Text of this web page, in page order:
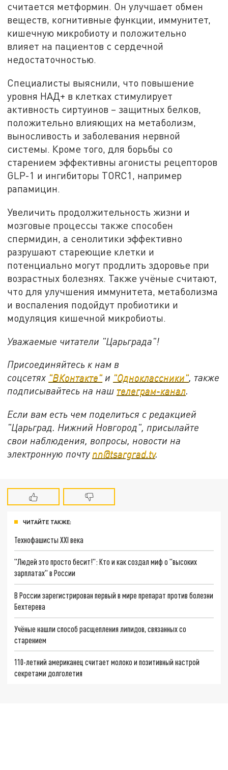
считается метформин. Он улучшает обмен
веществ, когнитивные функции, иммунитет,
кишечную микробиоту и положительно
влияет на пациентов с сердечной
недостаточностью.
Специалисты выяснили, что повышение
уровня НАД+ в клетках стимулирует
активность сиртуинов – защитных белков,
положительно влияющих на метаболизм,
выносливость и заболевания нервной
системы. Кроме того, для борьбы со
старением эффективны агонисты рецепторов
GLP-1 и ингибиторы TORC1, например
рапамицин.
Увеличить продолжительность жизни и
мозговые процессы также способен
спермидин, а сенолитики эффективно
разрушают стареющие клетки и
потенциально могут продлить здоровье при
возрастных болезнях. Также учёные считают,
что для улучшения иммунитета, метаболизма
и воспаления подойдут пробиотики и
модуляция кишечной микробиоты.
Уважаемые читатели "Царьграда"!
Присоединяйтесь к нам в
соцсетях "ВКонтакте" и "Одноклассники", также
подписывайтесь на наш телеграм-канал.
Если вам есть чем поделиться с редакцией
"Царьград. Нижний Новгород", присылайте
свои наблюдения, вопросы, новости на
электронную почту nn@tsargrad.tv.
ЧИТАЙТЕ ТАКЖЕ:
Технофашисты XXI века
"Людей это просто бесит!": Кто и как создал миф о "высоких
зарплатах" в России
В России зарегистрирован первый в мире препарат против болезни
Бехтерева
Учёные нашли способ расщепления липидов, связанных со
старением
110-летний американец считает молоко и позитивный настрой
секретами долголетия